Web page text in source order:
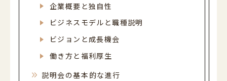
企業概要と独自性
ビジネスモデルと職種説明
ビジョンと成長機会
働き方と福利厚生
説明会の基本的な進行